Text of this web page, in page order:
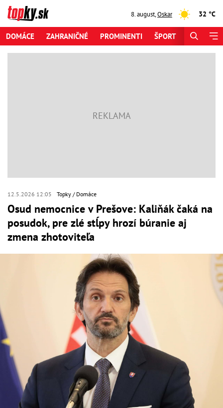
8. august,Oskar 32 °C
DOMÁCE ZAHRANIČNÉ PROMINENTI ŠPORT
12.5.2026 12:05 Topky Domáce
Osud nemocnice v Prešove: Kaliňák čaká na
posudok, pre zlé stĺpy hrozí búranie aj
zmena zhotoviteľa